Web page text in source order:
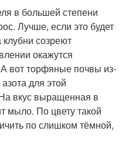
в большей степени
Лучше, если это будет
созреют
окажутся
вот торфяные почвы из-
для этой
вкус выращенная в
мыло. По цвету такой
по слишком тёмной,